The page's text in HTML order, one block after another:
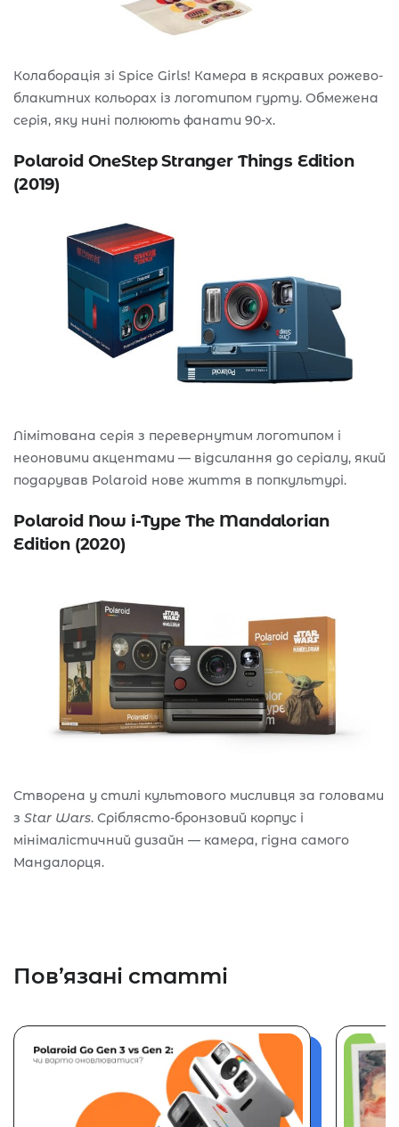
Колаборація зі Spice Girls! Камера в яскравих рожево-
блакитних кольорах із логотипом гурту. Обмежена
серія, яку нині полюють фанати 90-х.
Polaroid OneStep Stranger Things Edition
(2019)
Лімітована серія з перевернутим логотипом і
неоновими акцентами — відсилання до серіалу, який
подарував Polaroid нове життя в попкультурі.
Polaroid Now i-Type The Mandalorian
Edition (2020)
Створена у стилі культового мисливця за головами
з Star Wars. Сріблясто-бронзовий корпус і
мінімалістичний дизайн — камера, гідна самого
Мандалорця.
Пов’язані статті